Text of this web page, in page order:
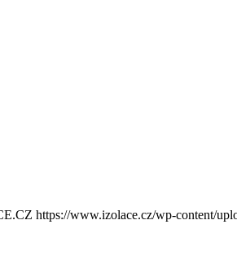
https://www.izolace.cz/wp-content/